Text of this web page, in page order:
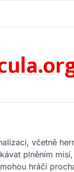
včetně
plněním
hráči